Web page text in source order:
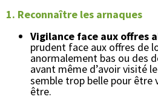
1. Reconnaître les arnaques
Vigilance face aux offres
prudent face aux offres de
anormalement bas ou des
avant même d’avoir visité
semble trop belle pour être
être.